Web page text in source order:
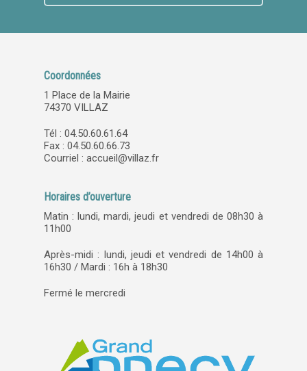
Coordonnées
1 Place de la Mairie
74370 VILLAZ
Tél : 04.50.60.61.64
Fax : 04.50.60.66.73
Courriel : accueil@villaz.fr
Horaires d’ouverture
Matin : lundi, mardi, jeudi et vendredi de 08h30 à
11h00
Après-midi : lundi, jeudi et vendredi de 14h00 à
16h30 / Mardi : 16h à 18h30
Fermé le mercredi